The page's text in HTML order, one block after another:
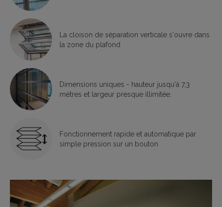
La cloison de séparation verticale s'ouvre dans
la zone du plafond
Dimensions uniques - hauteur jusqu'à 7,3
mètres et largeur presque illimitée.
Fonctionnement rapide et automatique par
simple pression sur un bouton